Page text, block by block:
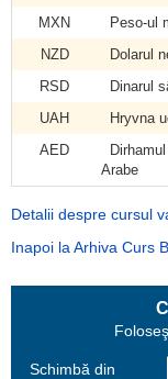
MXN
Peso-ul
NZD
Dolarul
RSD
Dinarul
UAH
Hryvna
AED
Arabe
Detalii despre cursul
Inapoi la Arhiva Curs
Schimbă din